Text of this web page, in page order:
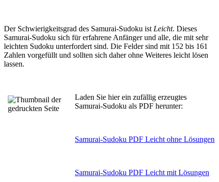
Der Schwierigkeitsgrad des Samurai-Sudoku ist Leicht. Dieses
Samurai-Sudoku sich für erfahrene Anfänger und alle, die mit sehr
leichten Sudoku unterfordert sind. Die Felder sind mit 152 bis 161
Zahlen vorgefüllt und sollten sich daher ohne Weiteres leicht lösen
lassen.
Laden Sie hier ein zufällig erzeugtes
Samurai-Sudoku als PDF herunter:
Samurai-Sudoku PDF Leicht ohne Lösungen
Samurai-Sudoku PDF Leicht mit Lösungen